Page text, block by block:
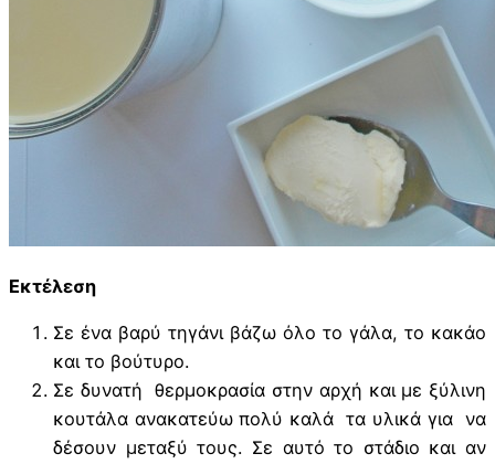
Εκτέλεση
Σε ένα βαρύ τηγάνι βάζω όλο το γάλα, το κακάο
και το βούτυρο.
Σε δυνατή θερμοκρασία στην αρχή και με ξύλινη
κουτάλα ανακατεύω πολύ καλά τα υλικά για να
δέσουν μεταξύ τους. Σε αυτό το στάδιο και αν